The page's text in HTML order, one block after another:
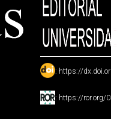
: https://
: https://ror.org/